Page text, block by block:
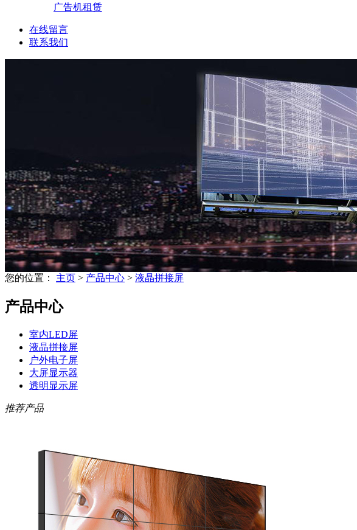
广告机租赁
在线留言
联系我们
您的位置： 主页 > 产品中心 > 液晶拼接屏
产品中心
室内LED屏
液晶拼接屏
户外电子屏
大屏显示器
透明显示屏
推荐产品